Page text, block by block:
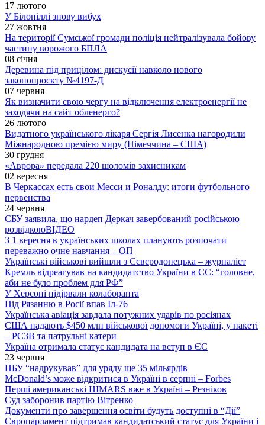
17 лютого
У Білопіллі знову вибух
27 жовтня
На території Сумської громади поліція нейтралізувала бойову
частину ворожого БПЛА
08 січня
Деревина під прицілом: дискусії навколо нового
законопроєкту №4197-Д
07 червня
Як визначити свою чергу на відключення електроенергії не
заходячи на сайт обленерго?
26 лютого
Видатного українського лікаря Сергія Лисенка нагородили
Міжнародною премією миру (Німеччина – США)
30 грудня
«Аврора» передала 220 шоломів захисникам
02 вересня
В Черкассах есть свои Месси и Роналду: итоги футбольного
первенства
24 червня
СБУ заявила, що нардеп Деркач завербований російською
розвідкоюВІДЕО
З 1 вересня в українських школах планують розпочати
переважно очне навчання – ОП
Українські військові вийшли з Сєвєродонецька – журналіст
Кремль відреагував на кандидатство України в ЄС: “головне,
аби не було проблем для РФ”
У Херсоні підірвали колаборанта
Під Рязанню в Росії впав Іл-76
Українська авіація завдала потужних ударів по росіянах
США надають $450 млн військової допомоги Україні, у пакеті
– РСЗВ та патрульні катери
Україна отримала статус кандидата на вступ в ЄС
23 червня
НБУ “надрукував” для уряду ще 35 мільярдів
McDonald’s може відкритися в Україні в серпні – Forbes
Перші американські HIMARS вже в Україні – Резніков
Суд заборонив партію Вітренко
Документи про завершення освіти будуть доступні в “Дії”
Європарламент підтримав кандидатський статус для України і